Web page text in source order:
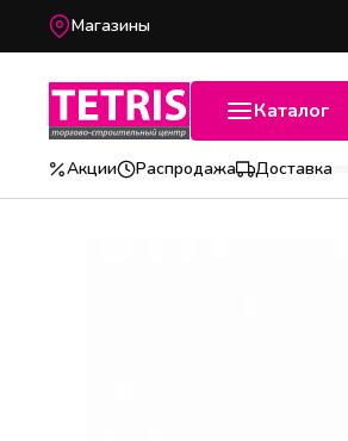
Магазины
Каталог
Акции
Распродажа Доставка